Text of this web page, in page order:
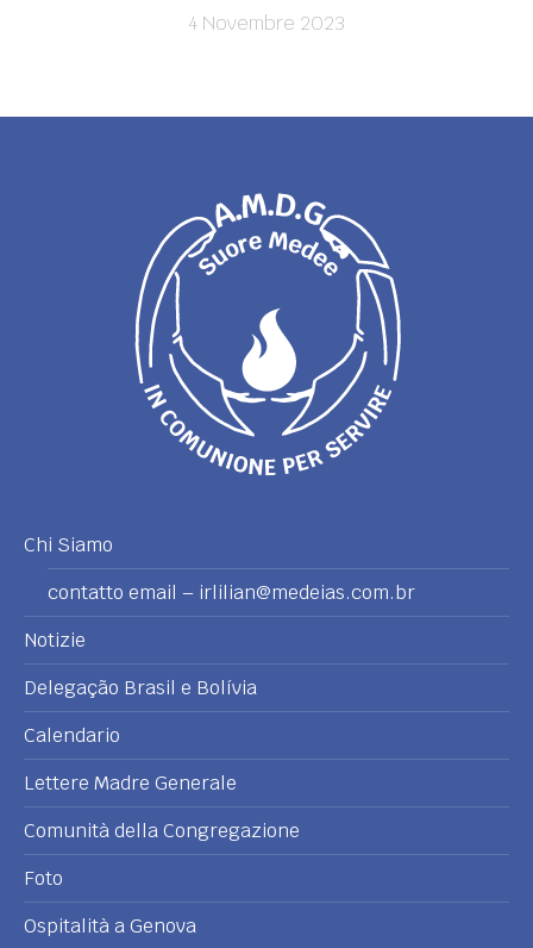
4 Novembre 2023
Chi Siamo
contatto email – irlilian@medeias.com.br
Notizie
Delegação Brasil e Bolívia
Calendario
Lettere Madre Generale
Comunità della Congregazione
Foto
Ospitalità a Genova